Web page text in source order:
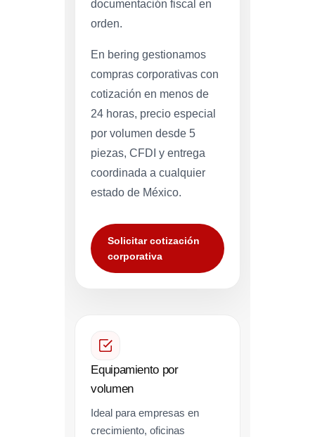
documentación fiscal en
orden.
En bering gestionamos
compras corporativas con
cotización en menos de
24 horas, precio especial
por volumen desde 5
piezas, CFDI y entrega
coordinada a cualquier
estado de México.
Solicitar cotización
corporativa
Equipamiento por
volumen
Ideal para empresas en
crecimiento, oficinas